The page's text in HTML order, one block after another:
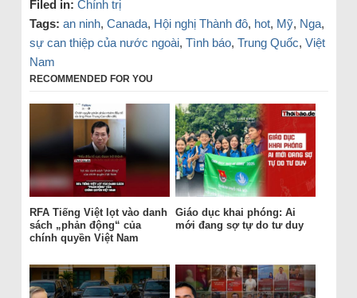
Filed in: Chính trị
Tags: an ninh, Canada, Hội nghị Thành đô, hot, Mỹ, Nga,
sự can thiệp của nước ngoài, Tình báo, Trung Quốc, Việt
Nam
RECOMMENDED FOR YOU
RFA Tiếng Việt lọt vào danh
sách „phản động“ của
chính quyền Việt Nam
Giáo dục khai phóng: Ai
mới đang sợ tự do tư duy